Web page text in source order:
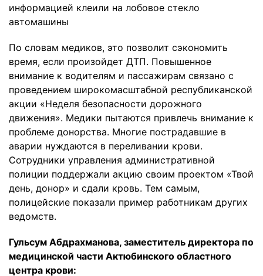
информацией клеили на лобовое стекло
автомашины
По словам медиков, это позволит сэкономить
время, если произойдет ДТП. Повышенное
внимание к водителям и пассажирам связано с
проведением широкомасштабной республиканской
акции «Неделя безопасности дорожного
движения». Медики пытаются привлечь внимание к
проблеме донорства. Многие пострадавшие в
аварии нуждаются в переливании крови.
Сотрудники управления административной
полиции поддержали акцию своим проектом «Твой
день, донор» и сдали кровь. Тем самым,
полицейские показали пример работникам других
ведомств.
Гульсум Абдрахманова, заместитель директора по
медицинской части Актюбинского областного
центра крови: